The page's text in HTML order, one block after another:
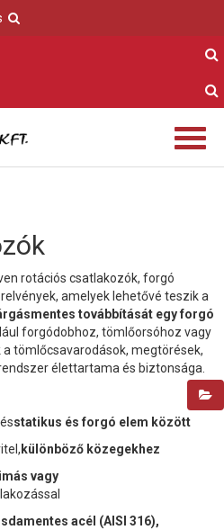
rotációs csatlakozók, forgó
amelyek lehetővé teszik a
továbbítását egy forgó
forgódobhoz, tömlőorsóhoz vagy
tömlőcsavarodások, megtörések,
élettartama és biztonsága.
statikus és forgó elem között
különböző közegekhez
vagy
acél (AISI 316),